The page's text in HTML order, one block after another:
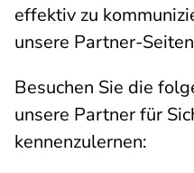
effektiv zu
unsere Partner-
Besuchen Sie die
unsere Partner für
kennenzulernen: